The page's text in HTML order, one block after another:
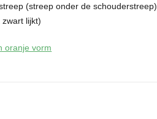
(streep onder de schouderstreep)
lijkt)